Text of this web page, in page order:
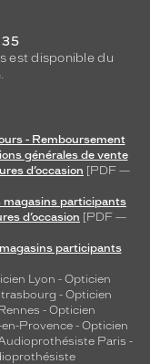
35
est disponible du
- Remboursement
générales de vente
d’occasion [PDF —
magasins participants
d’occasion [PDF —
participants
Lyon - Opticien
- Opticien
- Opticien
Provence - Opticien
Paris -